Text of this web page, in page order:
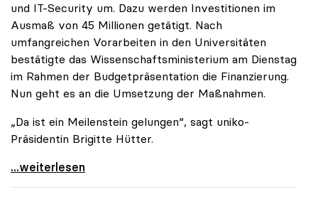
und IT-Security um. Dazu werden Investitionen im
Ausmaß von 45 Millionen getätigt. Nach
umfangreichen Vorarbeiten in den Universitäten
bestätigte das Wissenschaftsministerium am Dienstag
im Rahmen der Budgetpräsentation die Finanzierung.
Nun geht es an die Umsetzung der Maßnahmen.
„Da ist ein Meilenstein gelungen“, sagt uniko-
Präsidentin Brigitte Hütter.
Universitäten wappnen sich gegen zunehmende Gefahr
...weiterlesen